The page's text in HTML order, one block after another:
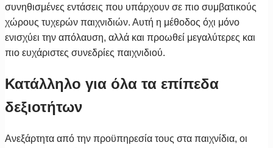
συνηθισμένες εντάσεις που υπάρχουν σε πιο συμβατικούς
χώρους τυχερών παιχνιδιών. Αυτή η μέθοδος όχι μόνο
ενισχύει την απόλαυση, αλλά και προωθεί μεγαλύτερες και
πιο ευχάριστες συνεδρίες παιχνιδιού.
Κατάλληλο για όλα τα επίπεδα
δεξιοτήτων
Ανεξάρτητα από την προϋπηρεσία τους στα παιχνίδια, οι